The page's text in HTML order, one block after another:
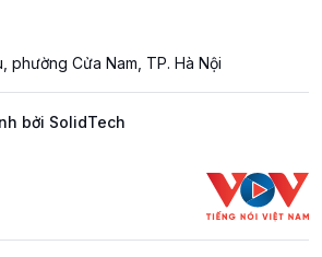
phường Cửa Nam, TP. Hà Nội
bởi SolidTech